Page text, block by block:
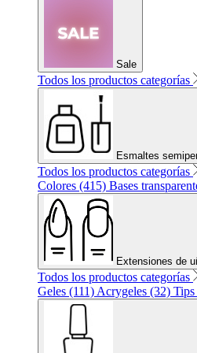
Sale
Todos los productos categorías
Esmaltes
Todos los productos categorías
Colores (415) Bases
Extensiones de
Todos los productos categorías
Geles (111) Acrygeles (32)